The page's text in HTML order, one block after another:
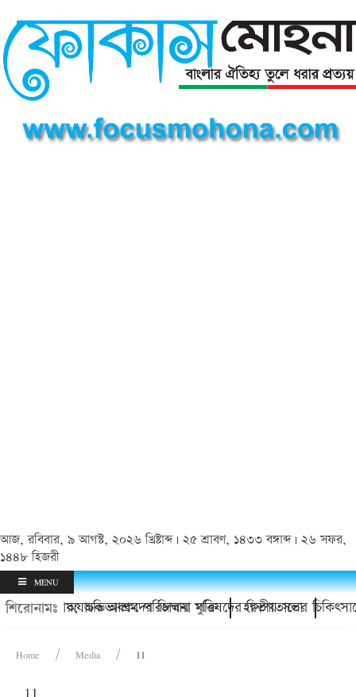
আজ, রবিবার, ৯ আগস্ট, ২০২৬ খ্রিষ্টাব্দ | ২৫ শ্রাবণ, ১৪৩৩ বঙ্গাব্দ | ২৬ সফর,
১৪৪৮ হিজরী
MENU
শিরোনামঃথানায়; অভিভাবকদের জিম্মায় মুক্তি হাসপাতালের
চাঁদপুর অযাচক আশ্রম পরিচালনা পরিষদের দ্বিতীয় সভা
Home Media 11
11